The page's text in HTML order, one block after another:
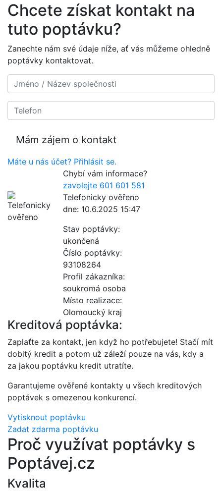
Chcete získat kontakt na
tuto poptávku?
Zanechte nám své údaje níže, ať vás můžeme ohledně
poptávky kontaktovat.
Máte u nás účet? Přihlásit se.
Chybí vám informace?
zavolejte 601 601 581
Telefonicky ověřeno
dne: 10.6.2025 15:47
Stav poptávky:
ukončená
Číslo poptávky:
93108264
Profil zákazníka:
soukromá osoba
Místo realizace:
Olomoucký kraj
Kreditová poptávka:
Zaplaťte za kontakt, jen když ho potřebujete! Stačí mít
dobitý kredit a potom už záleží pouze na vás, kdy a
za jakou poptávku kredit utratíte.
Garantujeme ověřené kontakty u všech kreditových
poptávek s omezenou konkurencí.
Vytisknout poptávku
Zadat zdarma poptávku
Proč využívat poptávky s
Poptávej.cz
Kvalita